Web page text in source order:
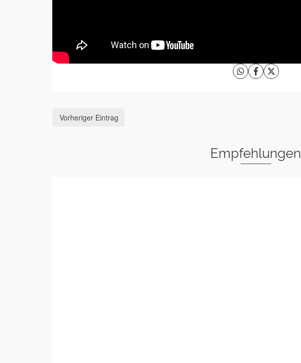
Vorheriger Eintrag
Empfehlungen